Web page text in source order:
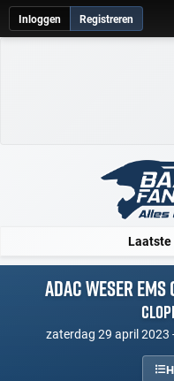
Inloggen Registreren
Laatste
ADAC Weser
zaterdag 29 april 2023